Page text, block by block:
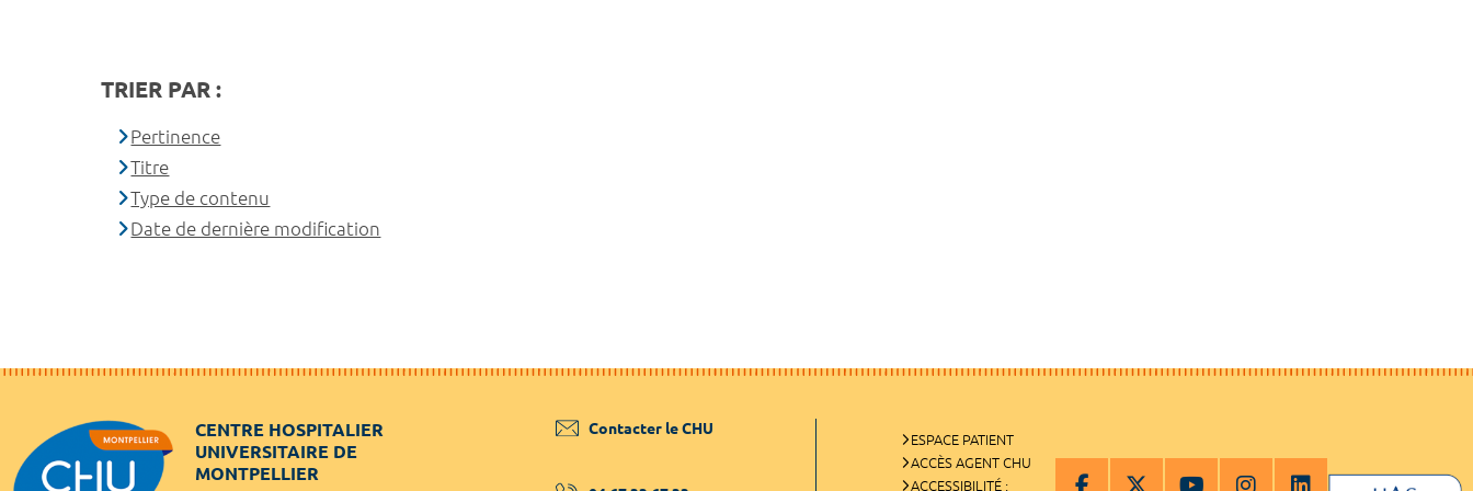
TRIER PAR :
Pertinence
Titre
Type de contenu
Date de dernière modification
CENTRE HOSPITALIER
UNIVERSITAIRE DE
MONTPELLIER
Contacter le CHU
ESPACE PATIENT
ACCÈS AGENT CHU
ACCESSIBILITÉ :